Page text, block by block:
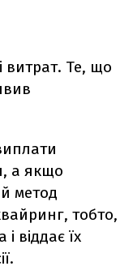
витрат. Те, що
а якщо
метод
тобто,
віддає їх